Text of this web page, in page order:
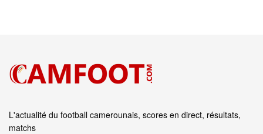
L'actualité du football camerounais, scores en direct, résultats,
matchs